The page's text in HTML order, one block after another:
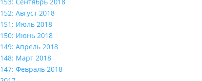
152: Август 2018
151: Июль 2018
150: Июнь 2018
149: Апрель 2018
148: Март 2018
147: Февраль 2018